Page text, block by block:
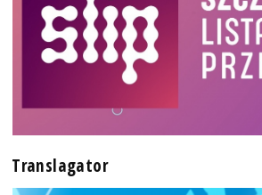
Translagator